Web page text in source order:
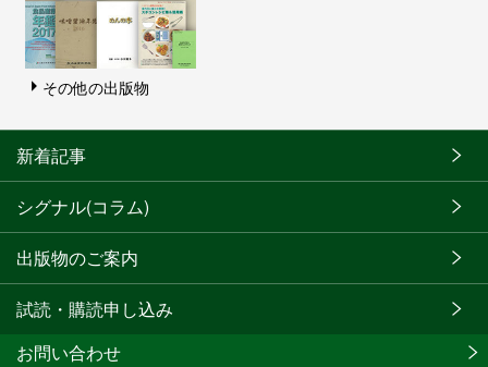
その他の出版物
新着記事
シグナル(コラム)
出版物のご案内
試読・購読申し込み
お問い合わせ